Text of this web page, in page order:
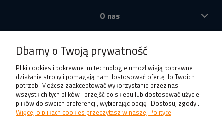
O nas
Dbamy o Twoją prywatność
Pliki cookies i pokrewne im technologie umożliwiają poprawne
działanie strony i pomagają nam dostosować ofertę do Twoich
potrzeb. Możesz zaakceptować wykorzystanie przez nas
wszystkich tych plików i przejść do sklepu lub dostosować użycie
plików do swoich preferencji, wybierając opcję "Dostosuj zgody".
Więcej o plikach cookies przeczytasz w naszej Polityce